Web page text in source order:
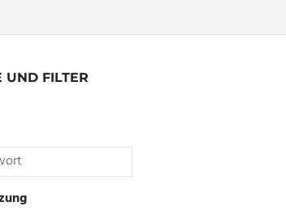
UND FILTER